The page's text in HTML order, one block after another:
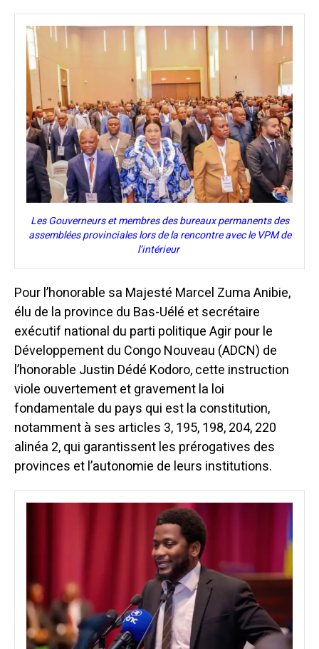
Les Gouverneurs et membres des bureaux permanents des
assemblées provinciales lors de la rencontre avec le VPM de
l’intérieur
Pour l’honorable sa Majesté Marcel Zuma Anibie,
élu de la province du Bas-Uélé et secrétaire
exécutif national du parti politique Agir pour le
Développement du Congo Nouveau (ADCN) de
l’honorable Justin Dédé Kodoro, cette instruction
viole ouvertement et gravement la loi
fondamentale du pays qui est la constitution,
notamment à ses articles 3, 195, 198, 204, 220
alinéa 2, qui garantissent les prérogatives des
provinces et l’autonomie de leurs institutions.